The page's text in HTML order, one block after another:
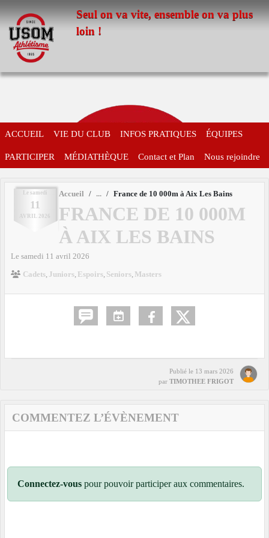
Seul on va vite, ensemble on va plus
loin !
ACCUEIL VIE DU CLUB INFOS PRATIQUES ÉQUIPES
PARTICIPER MÉDIATHÈQUE Contact et Plan Nous rejoindre
Le samedi
11
AVRIL 2026
Accueil France de 10 000m à Aix Les Bains
FRANCE DE 10 000M
À AIX LES BAINS
Le samedi 11 avril 2026
Cadets Juniors Espoirs Seniors Masters
Publié le 13 mars 2026
par TIMOTHEE FRIGOT
COMMENTEZ L’ÉVÈNEMENT
Connectez-vous pour pouvoir participer aux commentaires.